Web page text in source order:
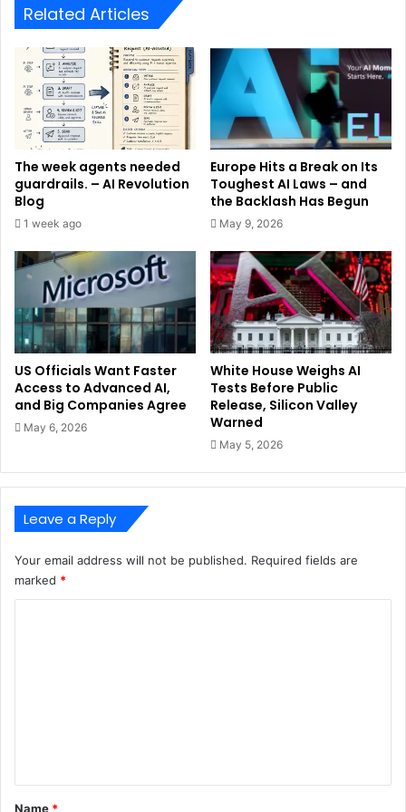
Related Articles
The week agents needed
guardrails. – AI Revolution
Blog
1 week ago
Europe Hits a Break on Its
Toughest AI Laws – and
the Backlash Has Begun
May 9, 2026
US Officials Want Faster
Access to Advanced AI,
and Big Companies Agree
May 6, 2026
White House Weighs AI
Tests Before Public
Release, Silicon Valley
Warned
May 5, 2026
Leave a Reply
Your email address will not be published. Required fields are
marked *
*
Name *